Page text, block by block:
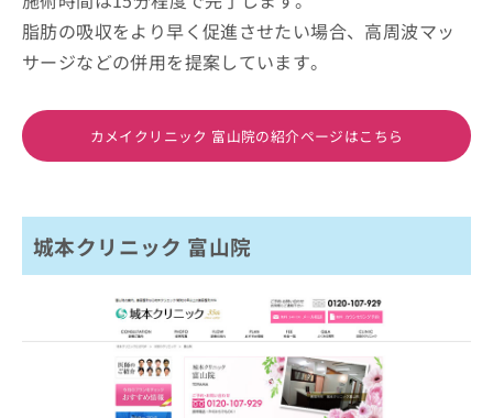
脂肪の吸収をより早く促進させたい場合、高周波マッ
サージなどの併用を提案しています。
カメイクリニック 富山院の紹介ページはこちら
城本クリニック 富山院